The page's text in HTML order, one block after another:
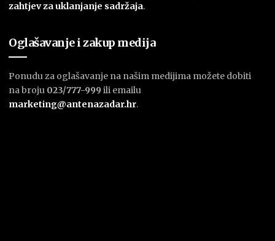
zahtjev za uklanjanje sadržaja.
Oglašavanje i zakup medija
Ponudu za oglašavanje na našim medijima možete dobiti
na broju 023/777-999 ili emailu
marketing@antenazadar.hr.